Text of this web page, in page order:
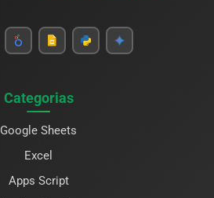
Categorias
Google Sheets
Excel
Apps Script